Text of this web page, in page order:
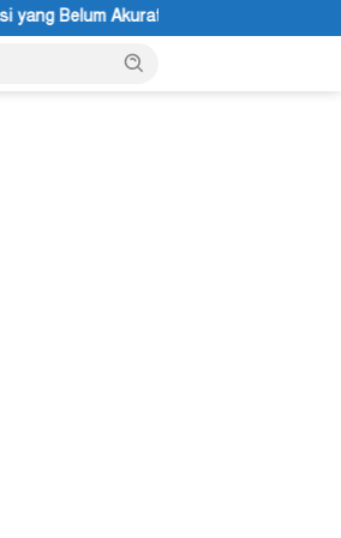
Darius Sabon Rain: 19 Finalis Bersaing